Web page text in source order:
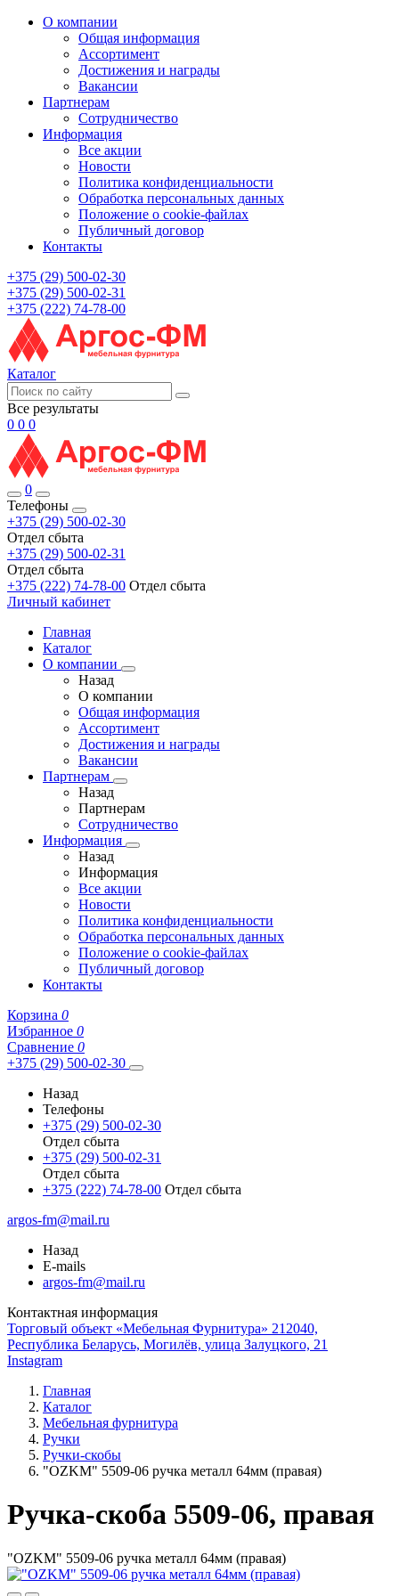
О компании
Общая информация
Ассортимент
Достижения и награды
Вакансии
Партнерам
Сотрудничество
Информация
Все акции
Новости
Политика конфиденциальности
Обработка персональных данных
Положение о cookie-файлах
Публичный договор
Контакты
+375 (29) 500-02-30
+375 (29) 500-02-31
+375 (222) 74-78-00
Каталог
Все результаты
0 0 0
0
Телефоны
+375 (29) 500-02-30
Отдел сбыта
+375 (29) 500-02-31
Отдел сбыта
+375 (222) 74-78-00 Отдел сбыта
Личный кабинет
Главная
Каталог
О компании
Назад
О компании
Общая информация
Ассортимент
Достижения и награды
Вакансии
Партнерам
Назад
Партнерам
Сотрудничество
Информация
Назад
Информация
Все акции
Новости
Политика конфиденциальности
Обработка персональных данных
Положение о cookie-файлах
Публичный договор
Контакты
Корзина 0
Избранное 0
Сравнение 0
+375 (29) 500-02-30
Назад
Телефоны
+375 (29) 500-02-30
Отдел сбыта
+375 (29) 500-02-31
Отдел сбыта
+375 (222) 74-78-00 Отдел сбыта
argos-fm@mail.ru
Назад
E-mails
argos-fm@mail.ru
Контактная информация
Торговый объект «Мебельная Фурнитура» 212040,
Республика Беларусь, Могилёв, улица Залуцкого, 21
Instagram
Главная
Каталог
Мебельная фурнитура
Ручки
Ручки-скобы
"OZKM" 5509-06 ручка металл 64мм (правая)
Ручка-скоба 5509-06, правая
"OZKM" 5509-06 ручка металл 64мм (правая)